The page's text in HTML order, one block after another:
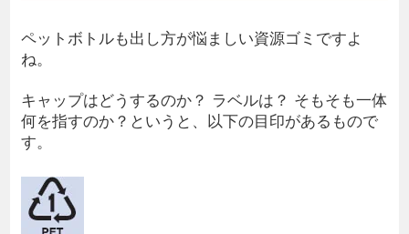
ペットボトルも出し方が悩ましい資源ゴミですよ
ね。
キャップはどうするのか？ ラベルは？ そもそも一体
何を指すのか？というと、以下の目印があるもので
す。